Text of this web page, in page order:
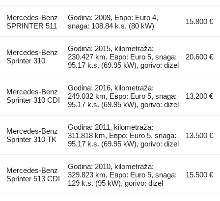
Mercedes-Benz
SPRINTER 511
Godina: 2009, Евро: Euro 4,
snaga: 108.84 k.s. (80 kW)
15.800 €
Mercedes-Benz
Sprinter 310
Godina: 2015, kilometraža:
230.427 km, Евро: Euro 5, snaga:
95.17 k.s. (69.95 kW), gorivo: dizel
20.600 €
Mercedes-Benz
Sprinter 310 CDI
Godina: 2016, kilometraža:
249.032 km, Евро: Euro 5, snaga:
95.17 k.s. (69.95 kW), gorivo: dizel
13.200 €
Mercedes-Benz
Sprinter 310 TK
Godina: 2011, kilometraža:
311.818 km, Евро: Euro 5, snaga:
95.17 k.s. (69.95 kW), gorivo: dizel
13.500 €
Mercedes-Benz
Sprinter 513 CDI
Godina: 2010, kilometraža:
329.823 km, Евро: Euro 5, snaga:
129 k.s. (95 kW), gorivo: dizel
15.500 €